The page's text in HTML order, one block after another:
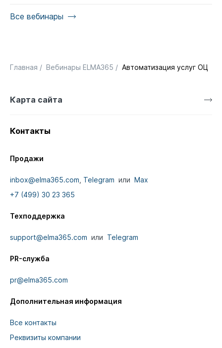
Все вебинары
Главная / Вебинары ELMA365 / Автоматизация услуг ОЦО.
Карта сайта
Контакты
Продажи
inbox@elma365.com Telegram или Max
+7 (499) 30 23 365
Техподдержка
support@elma365.com или Telegram
PR-служба
pr@elma365.com
Дополнительная информация
Все контакты
Реквизиты компании